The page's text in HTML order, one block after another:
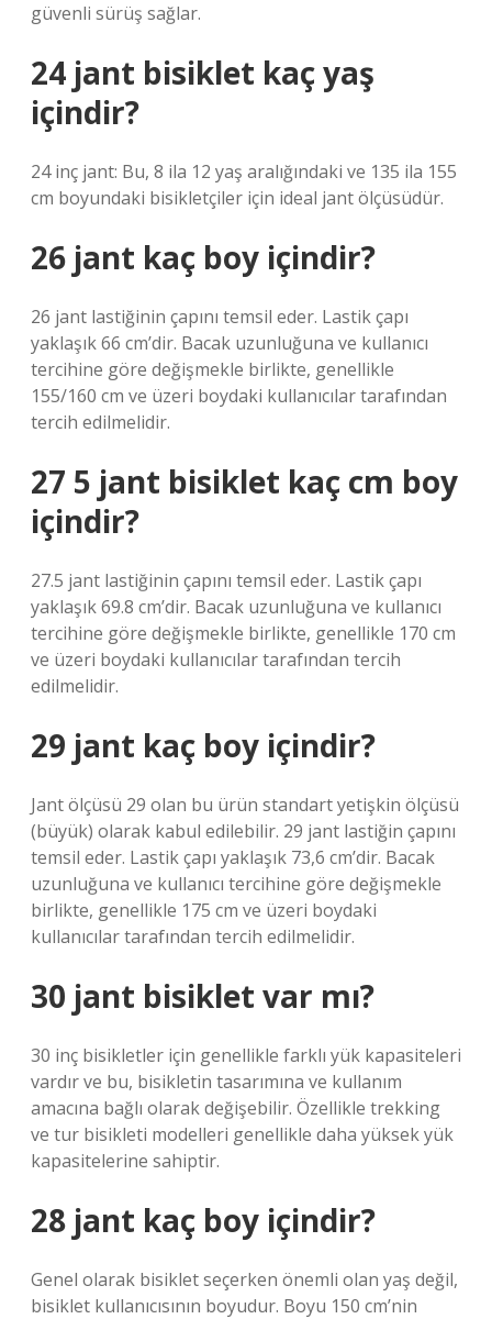
güvenli sürüş sağlar.
24 jant bisiklet kaç yaş
içindir?
24 inç jant: Bu, 8 ila 12 yaş aralığındaki ve 135 ila 155
cm boyundaki bisikletçiler için ideal jant ölçüsüdür.
26 jant kaç boy içindir?
26 jant lastiğinin çapını temsil eder. Lastik çapı
yaklaşık 66 cm’dir. Bacak uzunluğuna ve kullanıcı
tercihine göre değişmekle birlikte, genellikle
155/160 cm ve üzeri boydaki kullanıcılar tarafından
tercih edilmelidir.
27 5 jant bisiklet kaç cm boy
içindir?
27.5 jant lastiğinin çapını temsil eder. Lastik çapı
yaklaşık 69.8 cm’dir. Bacak uzunluğuna ve kullanıcı
tercihine göre değişmekle birlikte, genellikle 170 cm
ve üzeri boydaki kullanıcılar tarafından tercih
edilmelidir.
29 jant kaç boy içindir?
Jant ölçüsü 29 olan bu ürün standart yetişkin ölçüsü
(büyük) olarak kabul edilebilir. 29 jant lastiğin çapını
temsil eder. Lastik çapı yaklaşık 73,6 cm’dir. Bacak
uzunluğuna ve kullanıcı tercihine göre değişmekle
birlikte, genellikle 175 cm ve üzeri boydaki
kullanıcılar tarafından tercih edilmelidir.
30 jant bisiklet var mı?
30 inç bisikletler için genellikle farklı yük kapasiteleri
vardır ve bu, bisikletin tasarımına ve kullanım
amacına bağlı olarak değişebilir. Özellikle trekking
ve tur bisikleti modelleri genellikle daha yüksek yük
kapasitelerine sahiptir.
28 jant kaç boy içindir?
Genel olarak bisiklet seçerken önemli olan yaş değil,
bisiklet kullanıcısının boyudur. Boyu 150 cm’nin